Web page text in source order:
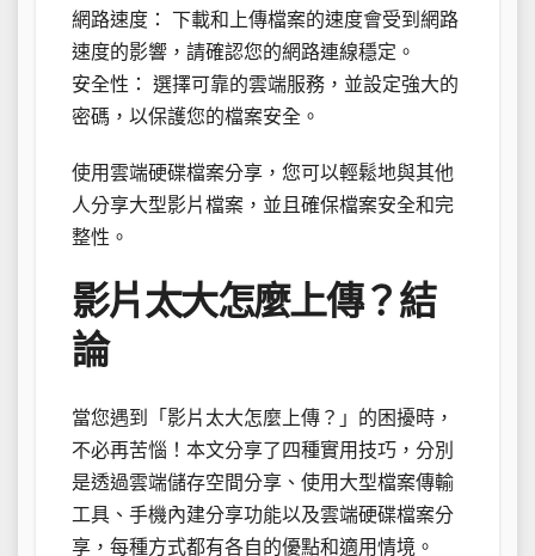
網路速度： 下載和上傳檔案的速度會受到網路
速度的影響，請確認您的網路連線穩定。
安全性： 選擇可靠的雲端服務，並設定強大的
密碼，以保護您的檔案安全。
使用雲端硬碟檔案分享，您可以輕鬆地與其他
人分享大型影片檔案，並且確保檔案安全和完
整性。
影片太大怎麼上傳？結
論
當您遇到「影片太大怎麼上傳？」的困擾時，
不必再苦惱！本文分享了四種實用技巧，分別
是透過雲端儲存空間分享、使用大型檔案傳輸
工具、手機內建分享功能以及雲端硬碟檔案分
享，每種方式都有各自的優點和適用情境。